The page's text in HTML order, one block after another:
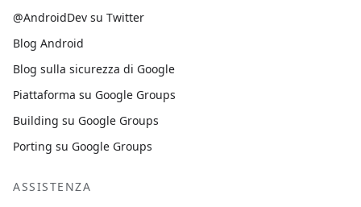
@AndroidDev su Twitter
Blog Android
Blog sulla sicurezza di Google
Piattaforma su Google Groups
Building su Google Groups
Porting su Google Groups
ASSISTENZA